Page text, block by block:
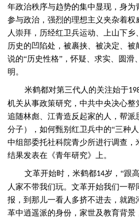
年政治秩序与趋势的集中显现，身为
参与政治，强烈的理想主义夹杂着权
人崇拜，历经红卫兵运动、上山下乡
历史的凹陷处，被裹挟、被决定、
说的“历史性格”，怀疑、求实、圆滑
明。
米鹤都对第三代人的关注始于
机关从事政策研究，中共中央决心整
追随林彪、江青造反起家的人，帮派
分子），如何甄别红卫兵中的“三种
中组部委托社科院青少所进行调查，
结果发表在《青年研究》上。
文革开始时，米鹤都14岁，“跟
人家不带我们玩。文革开始我们一
报，到那儿一看人多挤不进去，就跑
革中逍遥派的身份，家世及教育背景